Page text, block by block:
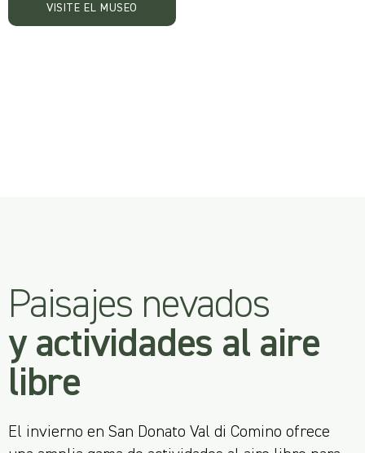
VISITE EL MUSEO
Paisajes nevados
y actividades al aire
libre
El invierno en San Donato Val di Comino ofrece